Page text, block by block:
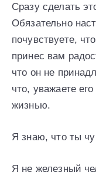
Сразу сделать
Обязательно
почувствуете,
принес вам
что он не
что, уважаете
жизнью.
Я знаю, что ты
Я не железный